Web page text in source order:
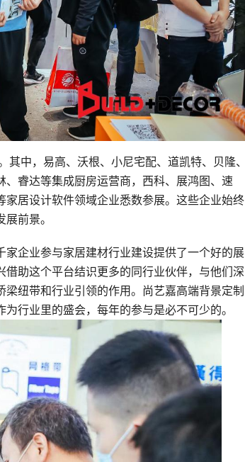
中，易高、沃根、小尼宅配、道凯特、贝隆、
睿达等集成厨房运营商，西科、展鸿图、速
居设计软件领域企业悉数参展。这些企业始终
前景。
企业参与家居建材行业建设提供了一个好的展
助这个平台结识更多的同行业伙伴，与他们深
纽带和行业引领的作用。尚艺嘉高端背景定制
行业里的盛会，每年的参与是必不可少的。